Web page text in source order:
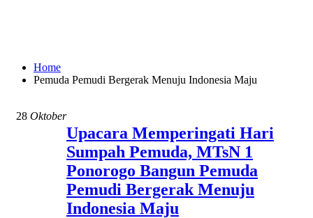
Home
Pemuda Pemudi Bergerak Menuju Indonesia Maju
28 Oktober
Upacara Memperingati Hari
Sumpah Pemuda, MTsN 1
Ponorogo Bangun Pemuda
Pemudi Bergerak Menuju
Indonesia Maju